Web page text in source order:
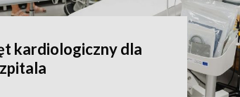
kardiologiczny dla